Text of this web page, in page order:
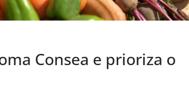
Consea e prioriza o